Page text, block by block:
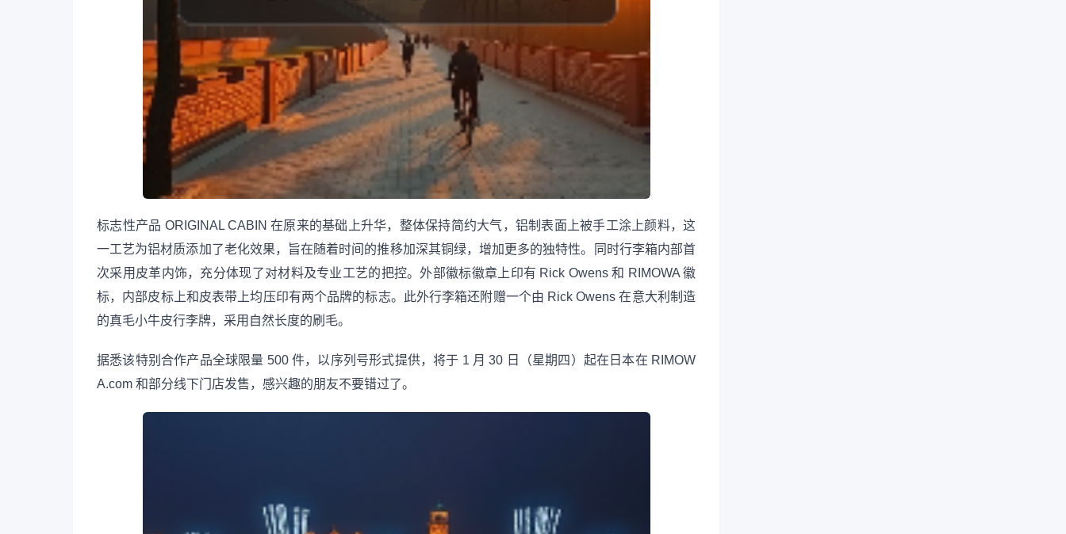
标志性产品 ORIGINAL CABIN 在原来的基础上升华，整体保持简约大气，铝制表面上被手工涂上颜料，这
一工艺为铝材质添加了老化效果，旨在随着时间的推移加深其铜绿，增加更多的独特性。同时行李箱内部首
次采用皮革内饰，充分体现了对材料及专业工艺的把控。外部徽标徽章上印有 Rick Owens 和 RIMOWA 徽
标，内部皮标上和皮表带上均压印有两个品牌的标志。此外行李箱还附赠一个由 Rick Owens 在意大利制造
的真毛小牛皮行李牌，采用自然长度的刷毛。
据悉该特别合作产品全球限量 500 件，以序列号形式提供，将于 1 月 30 日（星期四）起在日本在 RIMOW
A.com 和部分线下门店发售，感兴趣的朋友不要错过了。